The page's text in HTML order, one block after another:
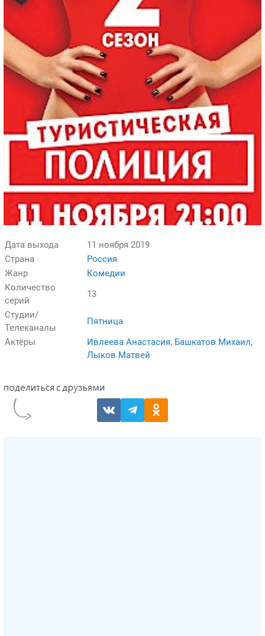
Дата выхода
11 ноября 2019
Страна
Россия
Жанр
Комедии
Количество
серий
13
Студии/
Телеканалы
Пятница
Актёры
Ивлеева Анастасия, Башкатов Михаил,
Лыков Матвей